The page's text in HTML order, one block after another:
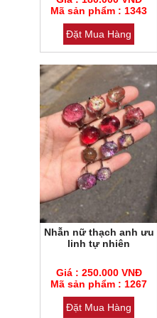
nhiên
Mã sản phẩm : 1343
Đặt Mua Hàng
Mã sản phẩm : 1267
Loại đá : Thạch anh
Nhẫn nữ thạch anh ưu
linh tự nhiên
Giá : 250.000 VNĐ
Mã sản phẩm : 1267
Đặt Mua Hàng